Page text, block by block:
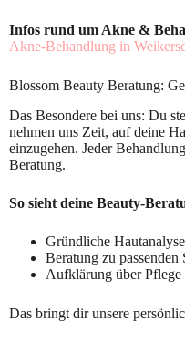
Infos rund um Akne &
Akne-Behandlung in
Blossom Beauty Beratung:
Das Besondere bei uns: Du
nehmen uns Zeit, auf deine
einzugehen. Jeder
Beratung.
So sieht deine Beauty-
Gründliche Hautanalyse
Beratung zu
Aufklärung über Pflege
Das bringt dir unsere